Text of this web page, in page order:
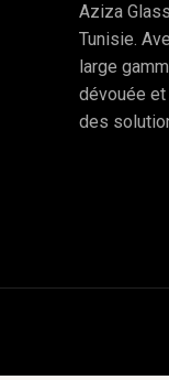
Aziza
Tunisie.
large
dévouée
des